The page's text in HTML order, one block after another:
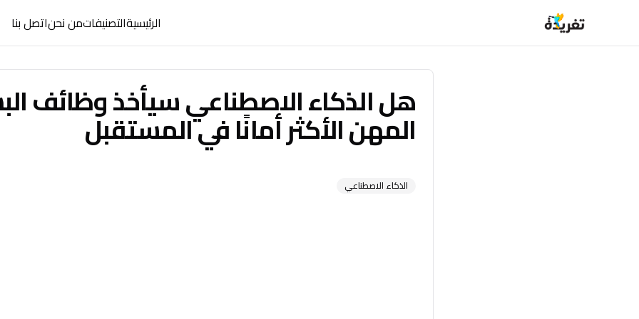
الرئيسيةالتصنيفاتمن نحناتصل بنا
هل الذكاء الاصطناعي سيأخذ وظائف
المهن الأكثر أمانًا في المستقبل
الذكاء الاصطناعي